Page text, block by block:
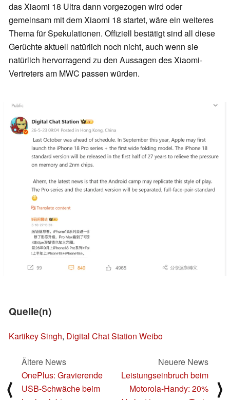
das Xiaomi 18 Ultra dann vorgezogen wird oder
gemeinsam mit dem Xiaomi 18 startet, wäre ein weiteres
Thema für Spekulationen. Offiziell bestätigt sind all diese
Gerüchte aktuell natürlich noch nicht, auch wenn sie
natürlich hervorragend zu den Aussagen des Xiaomi-
Vertreters am MWC passen würden.
Quelle(n)
Kartikey Singh, Digital Chat Station Weibo
⟨
Ältere News
OnePlus: Gravierende
USB-Schwäche beim
Neuere News
Leistungseinbruch beim
Motorola-Handy: 20%
⟩